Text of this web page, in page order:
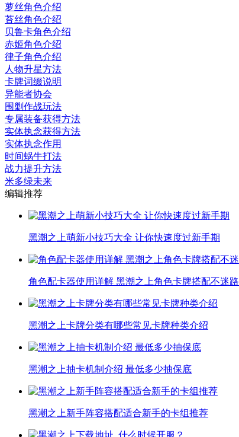
萝丝角色介绍
苔丝角色介绍
贝鲁卡角色介绍
赤姬角色介绍
律子角色介绍
人物升星方法
卡牌词缀说明
异能者协会
围剿作战玩法
专属装备获得方法
实体执念获得方法
实体执念作用
时间蜗牛打法
战力提升方法
米多绿未来
编辑推荐
黑潮之上萌新小技巧大全 让你快速度过新手期
角色配卡器使用详解 黑潮之上角色卡牌搭配不迷路
黑潮之上卡牌分类有哪些常见卡牌种类介绍​
黑潮之上抽卡机制介绍 最低多少抽保底​
黑潮之上新手阵容搭配适合新手的卡组推荐